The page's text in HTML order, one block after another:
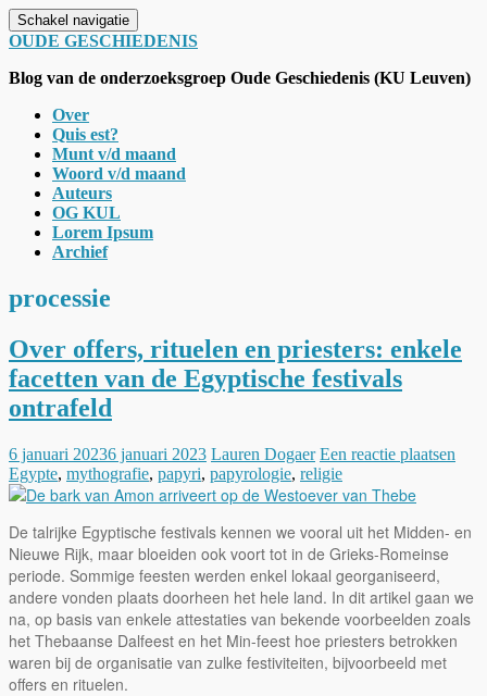
Schakel navigatie
OUDE GESCHIEDENIS
Blog van de onderzoeksgroep Oude Geschiedenis (KU Leuven)
Over
Quis est?
Munt v/d maand
Woord v/d maand
Auteurs
OG KUL
Lorem Ipsum
Archief
processie
Over offers, rituelen en priesters: enkele
facetten van de Egyptische festivals
ontrafeld
6 januari 20236 januari 2023 Lauren Dogaer Een reactie plaatsen
Egypte, mythografie, papyri, papyrologie, religie
De talrijke Egyptische festivals kennen we vooral uit het Midden- en
Nieuwe Rijk, maar bloeiden ook voort tot in de Grieks-Romeinse
periode. Sommige feesten werden enkel lokaal georganiseerd,
andere vonden plaats doorheen het hele land. In dit artikel gaan we
na, op basis van enkele attestaties van bekende voorbeelden zoals
het Thebaanse Dalfeest en het Min-feest hoe priesters betrokken
waren bij de organisatie van zulke festiviteiten, bijvoorbeeld met
offers en rituelen.